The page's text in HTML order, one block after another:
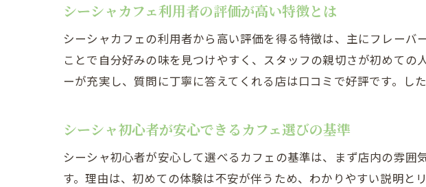
リラックス空間を
シーシャでリ
シーシャ空間
口コミが語る
シーシャと相
リラックス重
安心できるシーシ
シーシャカフェ利用者の評価が高い特徴とは
シーシャカフェの利用者から高い評価を得る特徴は、主にフレー
ことで自分好みの味を見つけやすく、スタッフの親切さが初めて
ーが充実し、質問に丁寧に答えてくれる店は口コミで好評です。し
シーシャ初心者が安心できるカフェ選びの基準
シーシャ初心者が安心して選べるカフェの基準は、まず店内の雰
す。理由は、初めての体験は不安が伴うため、わかりやすい説明